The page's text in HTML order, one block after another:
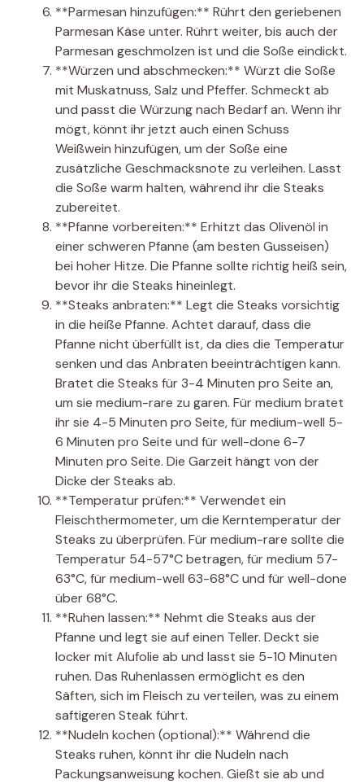
**Parmesan hinzufügen:** Rührt den geriebenen
Parmesan Käse unter. Rührt weiter, bis auch der
Parmesan geschmolzen ist und die Soße eindickt.
**Würzen und abschmecken:** Würzt die Soße
mit Muskatnuss, Salz und Pfeffer. Schmeckt ab
und passt die Würzung nach Bedarf an. Wenn ihr
mögt, könnt ihr jetzt auch einen Schuss
Weißwein hinzufügen, um der Soße eine
zusätzliche Geschmacksnote zu verleihen. Lasst
die Soße warm halten, während ihr die Steaks
zubereitet.
**Pfanne vorbereiten:** Erhitzt das Olivenöl in
einer schweren Pfanne (am besten Gusseisen)
bei hoher Hitze. Die Pfanne sollte richtig heiß sein,
bevor ihr die Steaks hineinlegt.
**Steaks anbraten:** Legt die Steaks vorsichtig
in die heiße Pfanne. Achtet darauf, dass die
Pfanne nicht überfüllt ist, da dies die Temperatur
senken und das Anbraten beeinträchtigen kann.
Bratet die Steaks für 3-4 Minuten pro Seite an,
um sie medium-rare zu garen. Für medium bratet
ihr sie 4-5 Minuten pro Seite, für medium-well 5-
6 Minuten pro Seite und für well-done 6-7
Minuten pro Seite. Die Garzeit hängt von der
Dicke der Steaks ab.
**Temperatur prüfen:** Verwendet ein
Fleischthermometer, um die Kerntemperatur der
Steaks zu überprüfen. Für medium-rare sollte die
Temperatur 54-57°C betragen, für medium 57-
63°C, für medium-well 63-68°C und für well-done
über 68°C.
**Ruhen lassen:** Nehmt die Steaks aus der
Pfanne und legt sie auf einen Teller. Deckt sie
locker mit Alufolie ab und lasst sie 5-10 Minuten
ruhen. Das Ruhenlassen ermöglicht es den
Säften, sich im Fleisch zu verteilen, was zu einem
saftigeren Steak führt.
**Nudeln kochen (optional):** Während die
Steaks ruhen, könnt ihr die Nudeln nach
Packungsanweisung kochen. Gießt sie ab und